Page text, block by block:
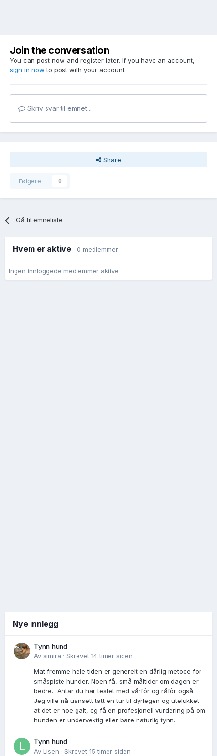
Join the conversation
You can post now and register later. If you have an account,
sign in now to post with your account.
Skriv svar til emnet...
Share
Følgere 0
Gå til emneliste
Hvem er aktive 0 medlemmer
Ingen innloggede medlemmer aktive
Nye innlegg
Tynn hund
Av simira · Skrevet 14 timer siden
Mat fremme hele tiden er generelt en dårlig metode for
småspiste hunder. Noen få, små måltider om dagen er
bedre. Antar du har testet med vårfôr og råfôr også.
Jeg ville nå uansett tatt en tur til dyrlegen og utelukket
at det er noe galt, og få en profesjonell vurdering på om
hunden er undervektig eller bare naturlig tynn.
Tynn hund
Av Lisen · Skrevet 15 timer siden